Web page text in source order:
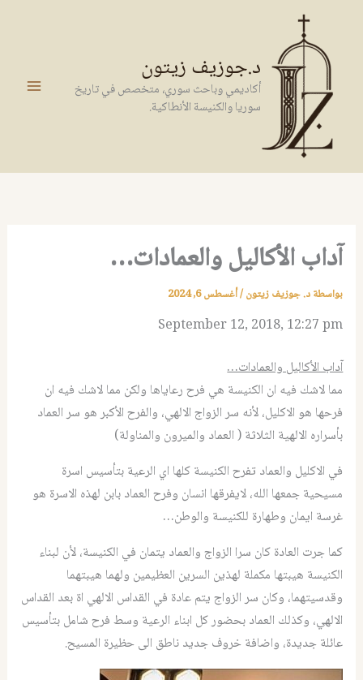
المحتوى
د.جوزيف زيتون
أكاديمي وباحث سوري، متخصص في تاريخ
سوريا والكنيسة الأنطاكية.
آداب الأكاليل والعمادات…
بواسطةد. جوزيف زيتون/أغسطس 6, 2024
September 12, 2018, 12:27 pm
آداب الأكاليل والعمادات…
مما لاشك فيه ان الكنيسة هي فرح رعاياها ولكن مما لاشك فيه ان
فرحها هو الاكليل، لأنه سر الزواج الالهي، والفرح الأكبر هو سر العماد
بأسراره الالهية الثلاثة ( العماد والميرون والمناولة)
في الاكليل والعماد تفرح الكنيسة كلها اي الرعية بتأسيس اسرة
مسيحية جمعها الله، لايفرقها انسان وفرح العماد بابن لهذه الاسرة هو
غرسة ايمان وطهارة للكنيسة والوطن…
كما جرت العادة كان سرا الزواج والعماد يتمان في الكنيسة، لأن لبناء
الكنيسة هيبتها مكملة لهذين السرين العظيمين ولهما هيبتهما
وقدسيتهما، وكان سر الزواج يتم عادة في القداس الالهي اة بعد القداس
الالهي، وكذلك العماد بحضور كل ابناء الرعية وسط فرح شامل بتأسيس
عائلة جديدة، واضافة خروف جديد ناطق الى حظيرة المسيح.